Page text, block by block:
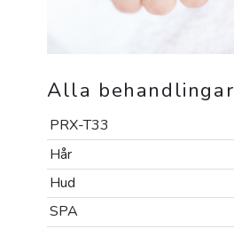
Alla behandlingar
PRX-T33
Hår
Hud
SPA